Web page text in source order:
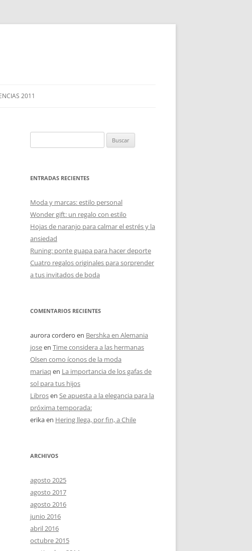
2011
ENTRADAS RECIENTES
Moda y marcas: estilo personal
Wonder gift: un regalo con estilo
Hojas de naranjo para calmar el estrés y la
ansiedad
Runing: ponte guapa para hacer deporte
Cuatro regalos originales para sorprender
a tus invitados de boda
COMENTARIOS RECIENTES
aurora cordero en Bershka en Alemania
joseen Time considera a las hermanas
Olsen como íconos de la moda
mariaq en La importancia de los gafas de
sol para tus hijos
Librosen Se apuesta a la elegancia para la
próxima temporada:
erikaen Hering llega, por fin, a Chile
ARCHIVOS
agosto 2025
agosto 2017
agosto 2016
junio 2016
abril 2016
octubre 2015